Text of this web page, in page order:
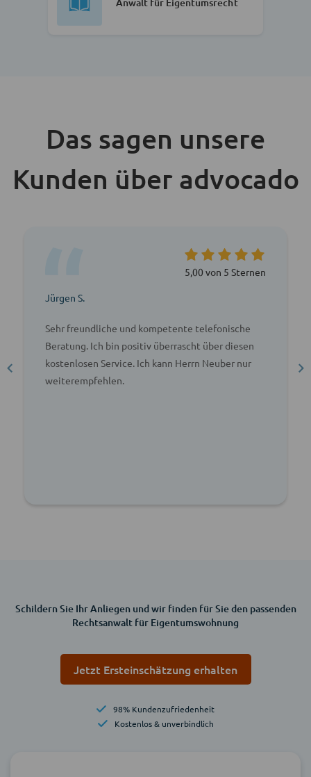
Das sagen unsere
Kunden über advocado
5,00 von 5 Sternen
Jürgen S.
Sehr freundliche und kompetente telefonische
Beratung. Ich bin positiv überrascht über diesen
kostenlosen Service. Ich kann Herrn Neuber nur
weiterempfehlen.
Schildern Sie Ihr Anliegen und wir finden für Sie den passenden
Rechtsanwalt für Eigentumswohnung
Jetzt Ersteinschätzung erhalten
98% Kundenzufriedenheit
Kostenlos & unverbindlich